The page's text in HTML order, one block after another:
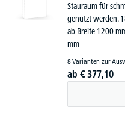
Stauraum für
genutzt werden.
ab Breite 1200
mm
8 Varianten zur
ab € 377,10